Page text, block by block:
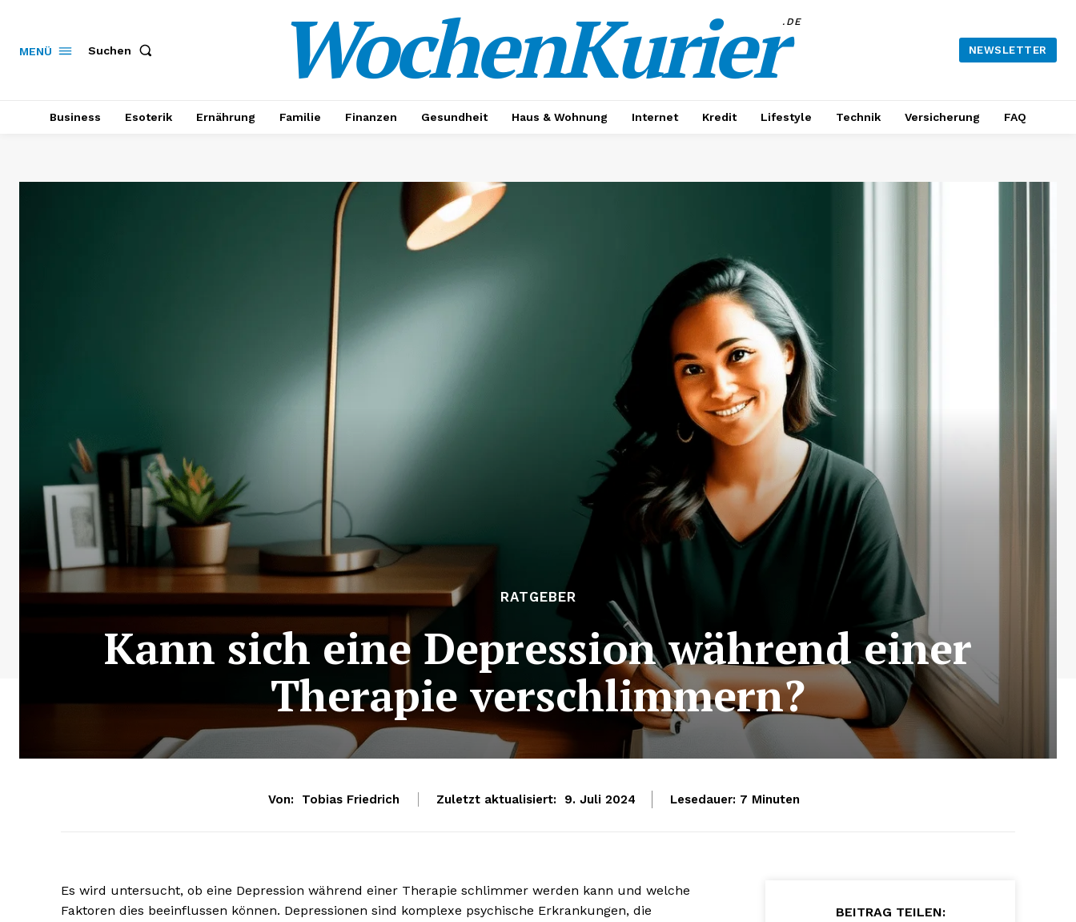
MENÜ Suchen WochenKurier.DE
NEWSLETTER
Business Esoterik Ernährung Familie Finanzen Gesundheit Haus & Wohnung Internet Kredit Lifestyle Technik Versicherung FAQ
RATGEBER
Kann sich eine Depression während einer
Therapie verschlimmern?
Von: Tobias Friedrich Zuletzt aktualisiert: 9. Juli 2024 Lesedauer: 7 Minuten
Es wird untersucht, ob eine Depression während einer Therapie schlimmer werden kann und welche
Faktoren dies beeinflussen können. Depressionen sind komplexe psychische Erkrankungen, die
BEITRAG TEILEN: